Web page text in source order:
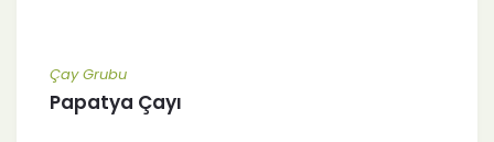
Çay Grubu
Papatya Çayı